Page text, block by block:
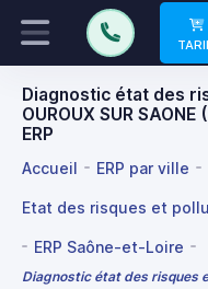
Diagnostic état des
OUROUX SUR
ERP
Accueil ERP par ville
Etat des risques et
ERP Saône-et-Loire
Diagnostic état des risques